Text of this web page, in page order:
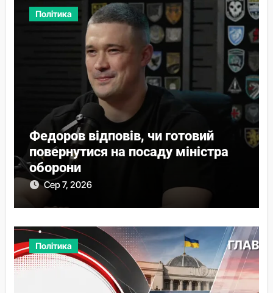
Політика
Федоров відповів, чи готовий
повернутися на посаду міністра
оборони
Сер 7, 2026
Політика